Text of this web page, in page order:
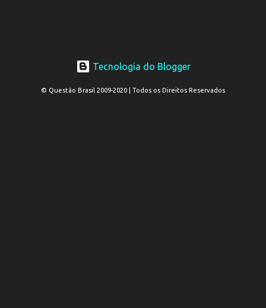
Tecnologia do Blogger
© Questão Brasil 2009-2020 | Todos os Direitos Reservados